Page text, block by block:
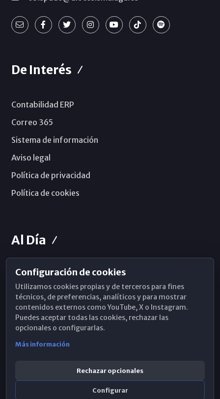
De Interés
Contabilidad ERP
Correo 365
Sistema de información
Aviso legal
Política de privacidad
Política de cookies
Al Día
Horarios de Misa
Hemeroteca
WhatsApp
Configuración de cookies
Utilizamos cookies propias y de terceros para fines
técnicos, de preferencias, analíticos y para mostrar
contenidos externos como YouTube, X o Instagram.
Puedes aceptar todas las cookies, rechazar las
opcionales o configurarlas.
Más información
Rechazar opcionales
Configurar